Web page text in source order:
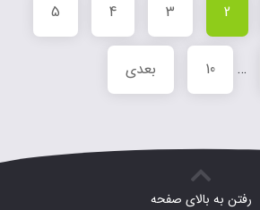
2
3
4
5
…
10 بعدی
رفتن به بالای صفحه